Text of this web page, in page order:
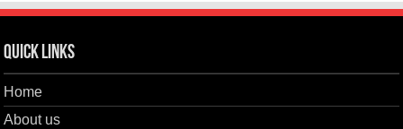
Quick Links
Home
About us